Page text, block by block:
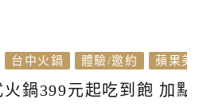
台中火鍋 體驗/邀約 蘋果美
鍋399元起吃到飽 加